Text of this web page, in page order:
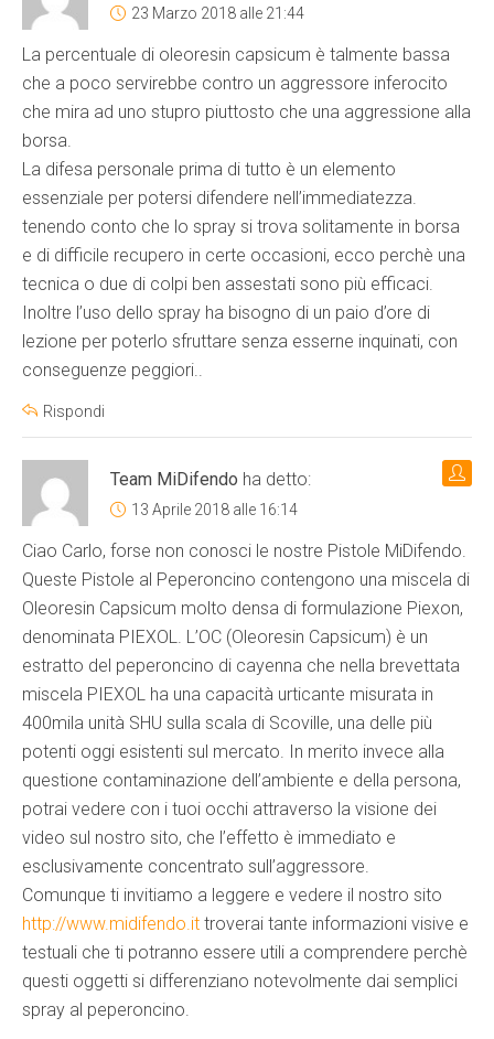
23 Marzo 2018 alle 21:44
La percentuale di oleoresin capsicum è talmente bassa
che a poco servirebbe contro un aggressore inferocito
che mira ad uno stupro piuttosto che una aggressione alla
borsa.
La difesa personale prima di tutto è un elemento
essenziale per potersi difendere nell’immediatezza.
tenendo conto che lo spray si trova solitamente in borsa
e di difficile recupero in certe occasioni, ecco perchè una
tecnica o due di colpi ben assestati sono più efficaci.
Inoltre l’uso dello spray ha bisogno di un paio d’ore di
lezione per poterlo sfruttare senza esserne inquinati, con
conseguenze peggiori..
Rispondi
Team MiDifendo ha detto:
13 Aprile 2018 alle 16:14
Ciao Carlo, forse non conosci le nostre Pistole MiDifendo.
Queste Pistole al Peperoncino contengono una miscela di
Oleoresin Capsicum molto densa di formulazione Piexon,
denominata PIEXOL. L’OC (Oleoresin Capsicum) è un
estratto del peperoncino di cayenna che nella brevettata
miscela PIEXOL ha una capacità urticante misurata in
400mila unità SHU sulla scala di Scoville, una delle più
potenti oggi esistenti sul mercato. In merito invece alla
questione contaminazione dell’ambiente e della persona,
potrai vedere con i tuoi occhi attraverso la visione dei
video sul nostro sito, che l’effetto è immediato e
esclusivamente concentrato sull’aggressore.
Comunque ti invitiamo a leggere e vedere il nostro sito
http://www.midifendo.it troverai tante informazioni visive e
testuali che ti potranno essere utili a comprendere perchè
questi oggetti si differenziano notevolmente dai semplici
spray al peperoncino.